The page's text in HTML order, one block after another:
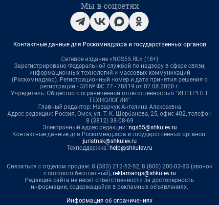
Мы в соцсетях
Контактные данные для Роскомнадзора и государственных органов
Сетевое издание «NGS55.RU» (18+)
Зарегистрировано Федеральной службой по надзору в сфере связи,
информационных технологий и массовых коммуникаций
(Роскомнадзор). Регистрационный номер и дата принятия решения о
регистрации - ЭЛ № ФС 77 - 78819 от 07.08.2020 г.
Учредитель: Общество с ограниченной ответственностью "ИНТЕРНЕТ
ТЕХНОЛОГИИ"
Главный редактор: Назарчук Ангелина Алексеевна
Адрес редакции: Россия, Омск, ул. Т. К. Щербанева, 25, офис 402, телефон
8 (3812) 38-08-69
Электронный адрес редакции: ngs55@shkulev.ru
Контактные данные для Роскомнадзора и государственных органов:
juristnsk@shkulev.ru
Техподдержка: help@shkulev.ru
Связаться с отделом продаж: 8 (383) 212-52-52, 8 (800) 200-03-83 (звонок
с сотового бесплатный), reklamangs@shkulev.ru
Редакция сайта не несет ответственности за достоверность
информации, содержащейся в рекламных объявлениях.
Информация об ограничениях